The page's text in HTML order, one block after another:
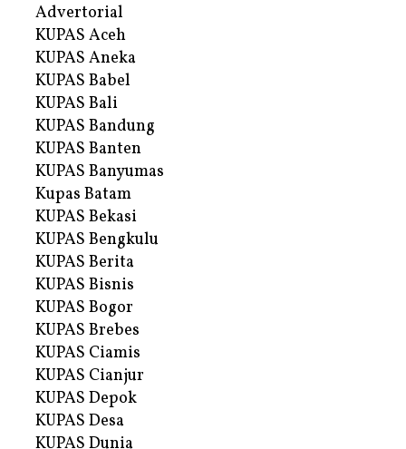
Advertorial
KUPAS Aceh
KUPAS Aneka
KUPAS Babel
KUPAS Bali
KUPAS Bandung
KUPAS Banten
KUPAS Banyumas
Kupas Batam
KUPAS Bekasi
KUPAS Bengkulu
KUPAS Berita
KUPAS Bisnis
KUPAS Bogor
KUPAS Brebes
KUPAS Ciamis
KUPAS Cianjur
KUPAS Depok
KUPAS Desa
KUPAS Dunia